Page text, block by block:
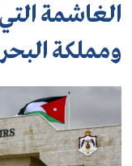
الغاشمة
ومملكة